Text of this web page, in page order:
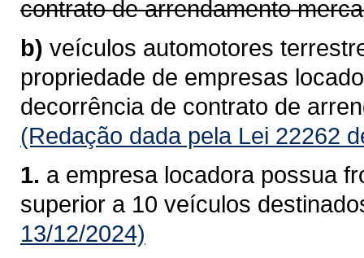
contrato de arrendamento
b) veículos automotores
propriedade de empresas
decorrência de contrato de
(Redação dada pela Lei 22262
1. a empresa locadora possua
superior a 10 veículos
13/12/2024)